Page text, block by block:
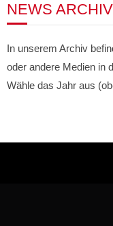
NEWS ARCHIV
In unserem Archiv
oder andere Medien in
Wähle das Jahr aus